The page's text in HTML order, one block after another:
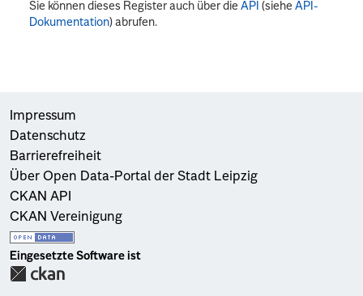
Sie können dieses Register auch über dieAPI (sieheAPI-
Dokumentation) abrufen.
Impressum
Datenschutz
Barrierefreiheit
Über Open Data-Portal der Stadt Leipzig
CKAN API
CKAN Vereinigung
Eingesetzte Software ist